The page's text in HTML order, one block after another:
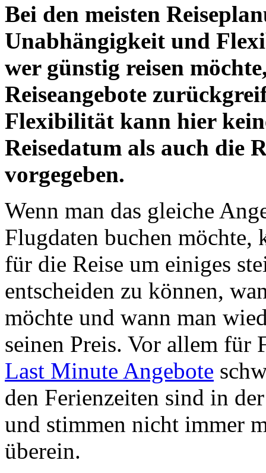
Bei den meisten
Unabhängigkeit und
wer günstig reisen
Reiseangebote
Flexibilität kann hier
Reisedatum als auch die
vorgegeben.
Wenn man das gleiche
Flugdaten buchen möchte,
für die Reise um einiges
entscheiden zu können,
möchte und wann man
seinen Preis. Vor allem
Last Minute Angebote
den Ferienzeiten sind in
und stimmen nicht immer
überein.